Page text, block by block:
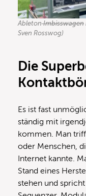
AbletonImbisswagen
Sven Rosswog)
Die
Es ist fast
ständig mit
kommen. Man
oder Menschen,
Internet kannte.
Stand eines
stehen und